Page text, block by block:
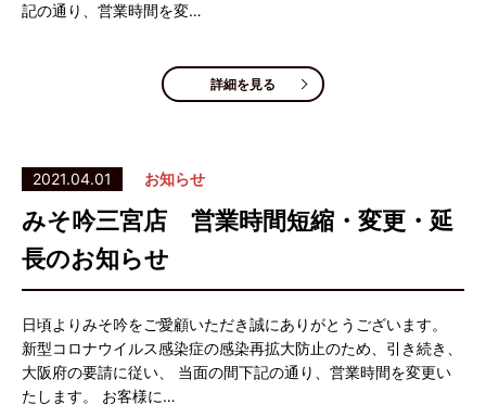
記の通り、営業時間を変…
詳細を見る
2021.04.01 お知らせ
みそ吟三宮店 営業時間短縮・変更・延
長のお知らせ
日頃よりみそ吟をご愛顧いただき誠にありがとうございます。
新型コロナウイルス感染症の感染再拡大防止のため、引き続き、
大阪府の要請に従い、 当面の間下記の通り、営業時間を変更い
たします。 お客様に…